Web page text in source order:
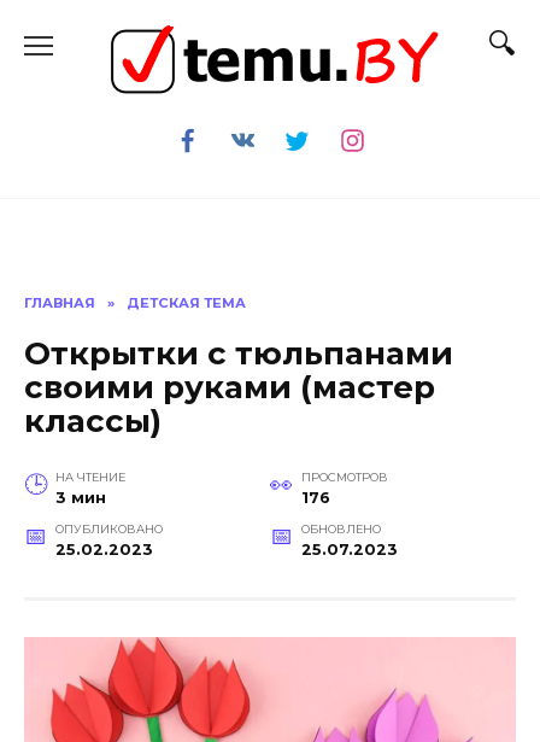
содержанию
ГЛАВНАЯ » ДЕТСКАЯ ТЕМА
Открытки с тюльпанами
своими руками (мастер
классы)
НА ЧТЕНИЕ
3 мин
ПРОСМОТРОВ
176
ОПУБЛИКОВАНО
25.02.2023
ОБНОВЛЕНО
25.07.2023